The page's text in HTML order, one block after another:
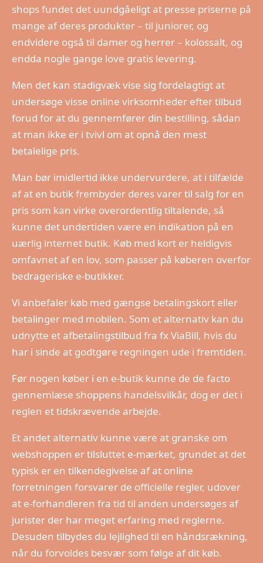
shops fundet det uundgåeligt at presse priserne på
mange af deres produkter – til juniorer, og
endvidere også til damer og herrer – kolossalt, og
endda nogle gange love gratis levering.
Men det kan stadigvæk vise sig fordelagtigt at
undersøge visse online virksomheder efter tilbud
forud for at du gennemfører din bestilling, sådan
at man ikke er i tvivl om at opnå den mest
betalelige pris.
Man bør imidlertid ikke undervurdere, at i tilfælde
af at en butik frembyder deres varer til salg for en
pris som kan virke overordentlig tiltalende, så
kunne det undertiden være en indikation på en
uærlig internet butik. Køb med kort er heldigvis
omfavnet af en lov, som passer på køberen overfor
bedrageriske e-butikker.
Vi anbefaler køb med gængse betalingskort eller
betalinger med mobilen. Som et alternativ kan du
udnytte et afbetalingstilbud fra fx ViaBill, hvis du
har i sinde at godtgøre regningen ude i fremtiden.
Før nogen køber i en e-butik kunne de de facto
gennemlæse shoppens handelsvilkår, dog er det i
reglen et tidskrævende arbejde.
Et andet alternativ kunne være at granske om
webshoppen er tilsluttet e-mærket, grundet at det
typisk er en tilkendegivelse af at online
forretningen forsvarer de officielle regler, udover
at e-forhandleren fra tid til anden undersøges af
jurister der har meget erfaring med reglerne.
Desuden tilbydes du lejlighed til en håndsrækning,
når du forvoldes besvær som følge af dit køb.